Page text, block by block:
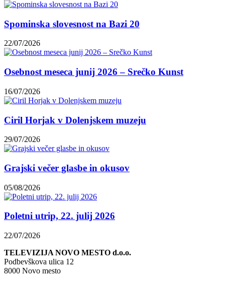
Spominska slovesnost na Bazi 20
22/07/2026
Osebnost meseca junij 2026 – Srečko Kunst
16/07/2026
Ciril Horjak v Dolenjskem muzeju
29/07/2026
Grajski večer glasbe in okusov
05/08/2026
Poletni utrip, 22. julij 2026
22/07/2026
TELEVIZIJA NOVO MESTO d.o.o.
Podbevškova ulica 12
8000 Novo mesto